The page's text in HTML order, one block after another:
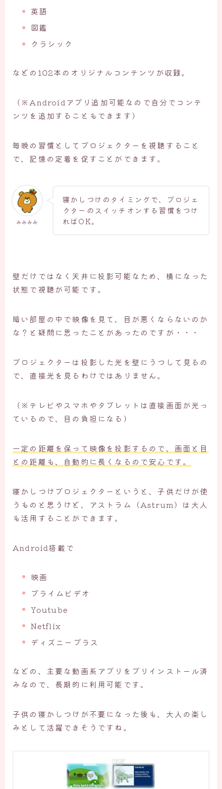
英語
図鑑
クラシック
などの102本のオリジナルコンテンツが収録。
（※Androidアプリ追加可能なので自分でコンテ
ンツを追加することもできます）
毎晩の習慣としてプロジェクターを視聴すること
で、記憶の定着を促すことができます。
みみみみ
寝かしつけのタイミングで、プロジェ
クターのスイッチオンする習慣をつけ
ればOK。
壁だけではなく天井に投影可能なため、横になった
状態で視聴が可能です。
暗い部屋の中で映像を見て、目が悪くならないのか
な？と疑問に思ったことがあったのですが・・・
プロジェクターは投影した光を壁にうつして見るの
で、直接光を見るわけではありません。
（※テレビやスマホやタブレットは直接画面が光っ
ているので、目の負担になる）
一定の距離を保って映像を投影するので、画面と目
との距離も、自動的に長くなるので安心です。
寝かしつけプロジェクターというと、子供だけが使
うものと思うけど、アストラム（Astrum）は大人
も活用することができます。
Android搭載で
映画
プライムビデオ
Youtube
Netflix
ディズニープラス
などの、主要な動画系アプリをプリインストール済
みなので、長期的に利用可能です。
子供の寝かしつけが不要になった後も、大人の楽し
みとして活躍できそうですね。